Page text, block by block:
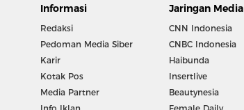
Informasi
Redaksi
Pedoman Media Siber
Karir
Kotak Pos
Media Partner
Jaringan Media
CNN Indonesia
CNBC Indonesia
Haibunda
Insertlive
Beautynesia